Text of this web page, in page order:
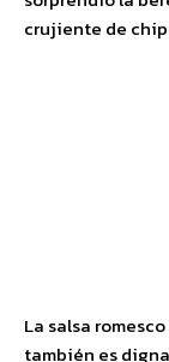
crujiente de
La salsa
también es